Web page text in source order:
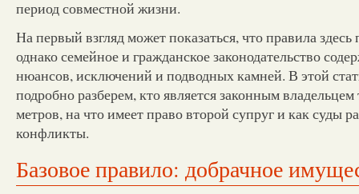
период совместной жизни.
На первый взгляд может показаться, что правила
однако семейное и гражданское законодательство
нюансов, исключений и подводных камней. В этой
подробно разберем, кто является законным
метров, на что имеет право второй супруг и как суды
конфликты.
Базовое правило: добрачное